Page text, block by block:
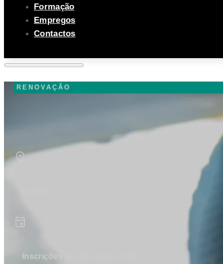
Formação
Empregos
Contactos
RENOVAÇÃO
Inscrições até 26 Agosto 2025